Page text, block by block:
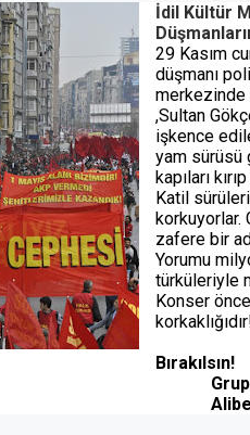
İdil Kültür
29 Kasım
düşmanı
merkezinde
,Sultan
işkence
yam sürüsü
kapıları
Katil
korkuyorlar.
zafere bir
Yorumu
türküleriyle
Konser
Bırakılsın!
Yorum
Halk